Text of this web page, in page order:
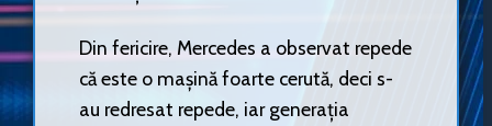
Din fericire, Mercedes a observat repede
că este o mașină foarte cerută, deci s-
au redresat repede, iar generația